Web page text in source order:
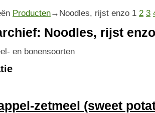
Producten→ Noodles, rijst enzo 1 2 3
Noodles, rijst enzo
en bonensoorten
zetmeel (sweet